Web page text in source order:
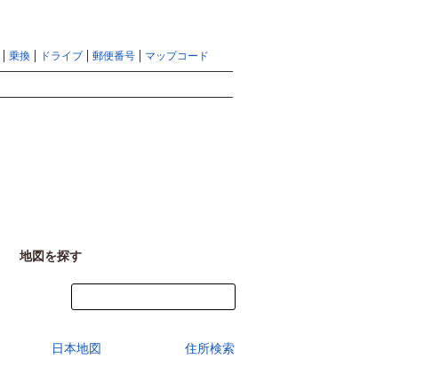
乗換 ドライブ 郵便番号 マップコード
地図を探す
日本地図 住所検索